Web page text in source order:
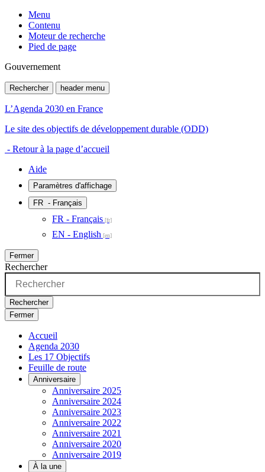
Menu
Contenu
Moteur de recherche
Pied de page
Gouvernement
Rechercher header menu
L’Agenda 2030 en France
Le site des objectifs de développement durable (ODD)
- Retour à la page d’accueil
Aide
Paramètres d'affichage
FR - Français
FR - Français
EN - English
Fermer
Rechercher
Rechercher
Fermer
Accueil
Agenda 2030
Les 17 Objectifs
Feuille de route
Anniversaire
Anniversaire 2025
Anniversaire 2024
Anniversaire 2023
Anniversaire 2022
Anniversaire 2021
Anniversaire 2020
Anniversaire 2019
À la une